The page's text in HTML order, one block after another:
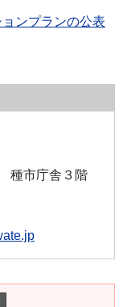
ンプランの公表
種市庁舎３階